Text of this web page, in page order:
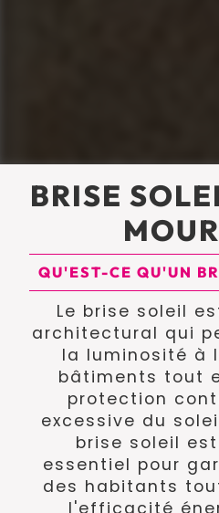
BRISE
QU'EST-CE QU'UN
Le brise soleil
architectural qui
la luminosité à
bâtiments tout
protection
excessive du
brise soleil
essentiel pour
des habitants
l'efficacité